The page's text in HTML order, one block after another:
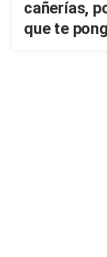
cañerías,
que te